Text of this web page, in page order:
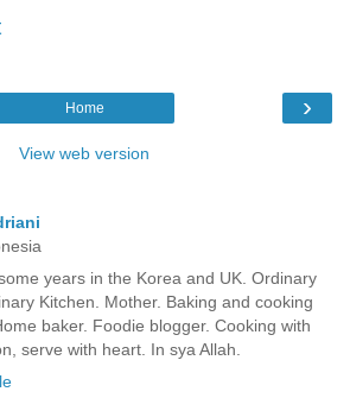
›
Home
View web version
years in the Korea and UK. Ordinary
Kitchen. Mother. Baking and cooking
baker. Foodie blogger. Cooking with
serve with heart. In sya Allah.